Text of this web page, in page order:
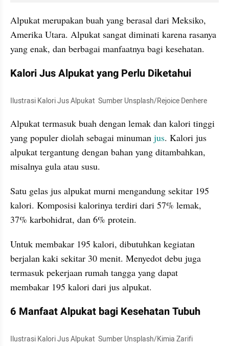
Alpukat merupakan buah yang berasal dari Meksiko,
Amerika Utara. Alpukat sangat diminati karena rasanya
yang enak, dan berbagai manfaatnya bagi kesehatan.
Kalori Jus Alpukat yang Perlu Diketahui
Ilustrasi Kalori Jus Alpukat  Sumber Unsplash/Rejoice Denhere
Alpukat termasuk buah dengan lemak dan kalori tinggi
yang populer diolah sebagai minuman jus. Kalori jus
alpukat tergantung dengan bahan yang ditambahkan,
misalnya gula atau susu.
Satu gelas jus alpukat murni mengandung sekitar 195
kalori. Komposisi kalorinya terdiri dari 57% lemak,
37% karbohidrat, dan 6% protein.
Untuk membakar 195 kalori, dibutuhkan kegiatan
berjalan kaki sekitar 30 menit. Menyedot debu juga
termasuk pekerjaan rumah tangga yang dapat
membakar 195 kalori dari jus alpukat.
6 Manfaat Alpukat bagi Kesehatan Tubuh
Ilustrasi Kalori Jus Alpukat  Sumber Unsplash/Kimia Zarifi